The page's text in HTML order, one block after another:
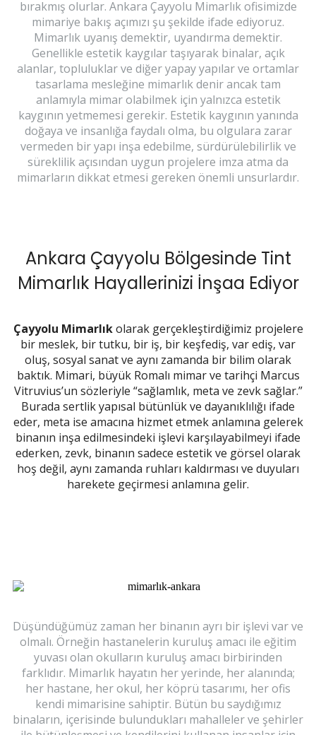
bırakmış olurlar. Ankara Çayyolu Mimarlık ofisimizde
mimariye bakış açımızı şu şekilde ifade ediyoruz.
Mimarlık uyanış demektir, uyandırma demektir.
Genellikle estetik kaygılar taşıyarak binalar, açık
alanlar, topluluklar ve diğer yapay yapılar ve ortamlar
tasarlama mesleğine mimarlık denir ancak tam
anlamıyla mimar olabilmek için yalnızca estetik
kaygının yetmemesi gerekir. Estetik kaygının yanında
doğaya ve insanlığa faydalı olma, bu olgulara zarar
vermeden bir yapı inşa edebilme, sürdürülebilirlik ve
süreklilik açısından uygun projelere imza atma da
mimarların dikkat etmesi gereken önemli unsurlardır.
Ankara Çayyolu Bölgesinde Tint
Mimarlık Hayallerinizi İnşaa Ediyor
Çayyolu Mimarlıkolarak gerçekleştirdiğimiz projelere
bir meslek, bir tutku, bir iş, bir keşfediş, var ediş, var
oluş, sosyal sanat ve aynı zamanda bir bilim olarak
baktık. Mimari, büyük Romalı mimar ve tarihçi Marcus
Vitruvius’un sözleriyle “sağlamlık, meta ve zevk sağlar.”
Burada sertlik yapısal bütünlük ve dayanıklılığı ifade
eder, meta ise amacına hizmet etmek anlamına gelerek
binanın inşa edilmesindeki işlevi karşılayabilmeyi ifade
ederken, zevk, binanın sadece estetik ve görsel olarak
hoş değil, aynı zamanda ruhları kaldırması ve duyuları
harekete geçirmesi anlamına gelir.
Düşündüğümüz zaman her binanın ayrı bir işlevi var ve
olmalı. Örneğin hastanelerin kuruluş amacı ile eğitim
yuvası olan okulların kuruluş amacı birbirinden
farklıdır. Mimarlık hayatın her yerinde, her alanında;
her hastane, her okul, her köprü tasarımı, her ofis
kendi mimarisine sahiptir. Bütün bu saydığımız
binaların, içerisinde bulundukları mahalleler ve şehirler